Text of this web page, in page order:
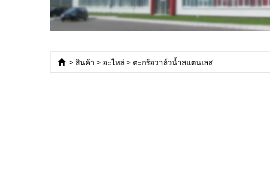
> สินค้า > อะไหล่ > ตะกร้อวาล์วน้ำสแตนเลส